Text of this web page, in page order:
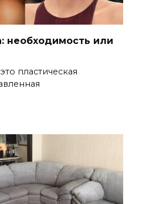
необходимость или
пластическая